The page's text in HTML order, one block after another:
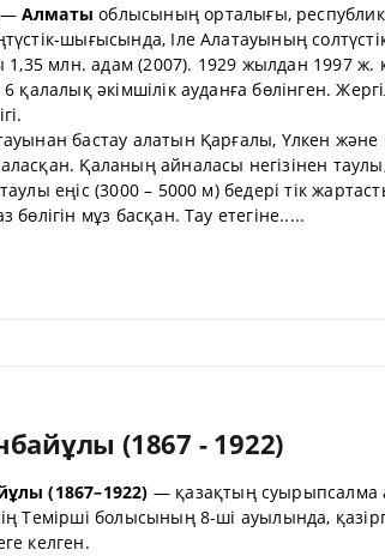
— Алматы облысының орталығы,
шығысында, Іле Алатауының
1,35 млн. адам (2007). 1929 жылдан 1997 ж.
қалалық әкімшілік ауданға бөлінген.
бастау алатын Қарғалы, Үлкен және
Қаланың айналасы негізінен
еңіс (3000 – 5000 м) бедері тік
бөлігін мұз басқан. Тау етегіне.....
(1867 - 1922)
(1867–1922) — қазақтың суырыпсалма
Темірші болысының 8-ші ауылында,
келген.